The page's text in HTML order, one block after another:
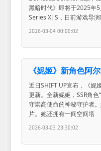
黑暗时代》即将于2025年
Series X|S，日前游戏导
2026-03-04 00:00:02
《妮姬》新角色阿
近日SHIFT UP宣布，《妮
更新。全新妮姬，SSR角
守崇高使命的神秘守护者
片。她还拥有一间空间塔
2026-03-03 23:30:02